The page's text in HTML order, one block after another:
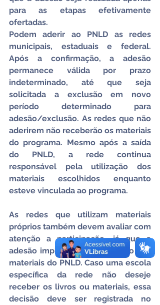
para as etapas efetivamente
ofertadas.
Podem aderir ao PNLD as redes
municipais, estaduais e federal.
Após a confirmação, a adesão
permanece válida por prazo
indeterminado, até que seja
solicitada a exclusão em novo
período determinado para
adesão/exclusão. As redes que não
aderirem não receberão os materiais
do programa. Mesmo após a saída
do PNLD, a rede continua
responsável pela utilização dos
materiais escolhidos enquanto
esteve vinculada ao programa.
As redes que utilizam materiais
próprios também devem avaliar com
atenção a participação, já que a
adesão implica o uso prioritário dos
materiais do PNLD. Caso uma escola
específica da rede não deseje
receber os livros ou materiais, essa
decisão deve ser registrada no